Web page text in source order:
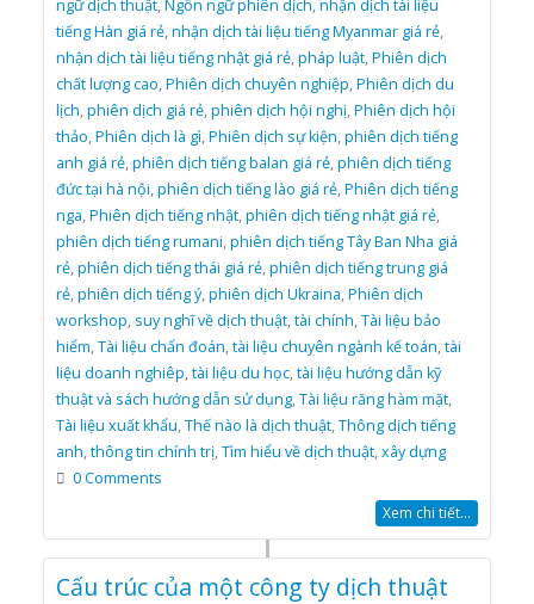
ngữ dịch thuật,Ngôn ngữ phiên dịch,nhận dịch tài liệu
tiếng Hàn giá rẻ,nhận dịch tài liệu tiếng Myanmar giá rẻ,
nhận dịch tài liệu tiếng nhật giá rẻ,pháp luật,Phiên dịch
chất lượng cao,Phiên dịch chuyên nghiệp,Phiên dịch du
lịch,phiên dịch giá rẻ,phiên dịch hội nghị,Phiên dịch hội
thảo,Phiên dịch là gì,Phiên dịch sự kiện,phiên dịch tiếng
anh giá rẻ,phiên dịch tiếng balan giá rẻ,phiên dịch tiếng
đức tại hà nội,phiên dịch tiếng lào giá rẻ,Phiên dịch tiếng
nga,Phiên dịch tiếng nhật,phiên dịch tiếng nhật giá rẻ,
phiên dịch tiếng rumani,phiên dịch tiếng Tây Ban Nha giá
rẻ,phiên dịch tiếng thái giá rẻ,phiên dịch tiếng trung giá
rẻ,phiên dịch tiếng ý,phiên dịch Ukraina,Phiên dịch
workshop, suy nghĩ về dịch thuật,tài chính,Tài liệu bảo
hiểm,Tài liệu chẩn đoán,tài liệu chuyên ngành kế toán,tài
liệu doanh nghiêp,tài liệu du học,tài liệu hướng dẫn kỹ
thuật và sách hướng dẫn sử dụng,Tài liệu răng hàm mặt,
Tài liệu xuất khẩu,Thế nào là dịch thuật,Thông dịch tiếng
anh,thông tin chính trị,Tìm hiểu về dịch thuật,xây dựng
0 Comments
Xem chi tiết...
Cấu trúc của một công ty dịch thuật